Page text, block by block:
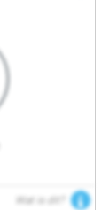
Wat is dit?